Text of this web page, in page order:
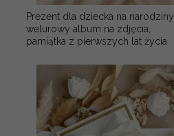
Prezent dla dziecka na narodziny
welurowy album na zdjęcia,
pamiątka z pierwszych lat życia